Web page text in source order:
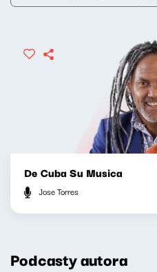
De Cuba Su Musica
Jose Torres
Podcasty autora